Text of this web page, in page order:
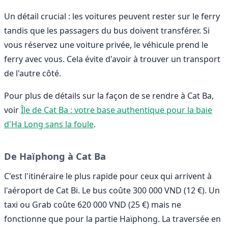
Un détail crucial : les voitures peuvent rester sur le ferry
tandis que les passagers du bus doivent transférer. Si
vous réservez une voiture privée, le véhicule prend le
ferry avec vous. Cela évite d'avoir à trouver un transport
de l'autre côté.
Pour plus de détails sur la façon de se rendre à Cat Ba,
voirÎle de Cat Ba : votre base authentique pour la baie
d'Ha Long sans la foule.
De Haïphong à Cat Ba
C'est l'itinéraire le plus rapide pour ceux qui arrivent à
l'aéroport de Cat Bi. Le bus coûte 300 000 VND (12 €). Un
taxi ou Grab coûte 620 000 VND (25 €) mais ne
fonctionne que pour la partie Haïphong. La traversée en